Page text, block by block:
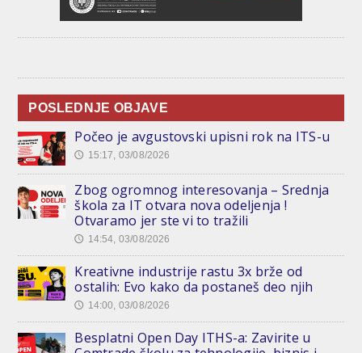
POSLEDNJE OBJAVE
Počeo je avgustovski upisni rok na ITS-u
🕔 15:17, 03/08/2026
Zbog ogromnog interesovanja – Srednja
škola za IT otvara nova odeljenja !
Otvaramo jer ste vi to tražili
🕔 14:54, 03/08/2026
Kreativne industrije rastu 3x brže od
ostalih: Evo kako da postaneš deo njih
🕔 14:00, 03/08/2026
Besplatni Open Day ITHS-a: Zavirite u